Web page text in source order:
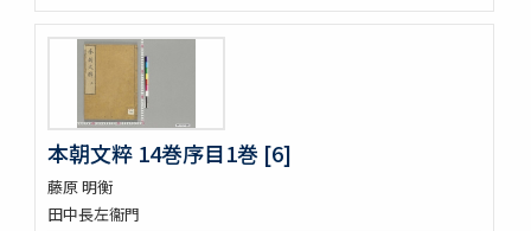
四神地名録 9巻附録1巻
薩摩國風土記
金仙寺殿記録残闕
﨑鎮八絶
隠秘録 5巻
上月記外諸家系図
曾文定公全集 20巻首1巻末1巻
口逰
矢ひらき聞書
本朝文粹 14巻序目1巻 [6]
藤原 明衡
田中長左衞門